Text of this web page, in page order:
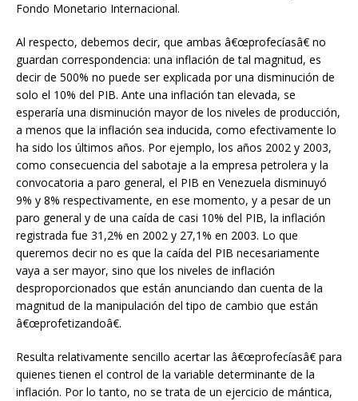
Fondo Monetario Internacional.
Al respecto, debemos decir, que ambas â€œprofecíasâ€ no
guardan correspondencia: una inflación de tal magnitud, es
decir de 500% no puede ser explicada por una disminución de
solo el 10% del PIB. Ante una inflación tan elevada, se
esperaría una disminución mayor de los niveles de producción,
a menos que la inflación sea inducida, como efectivamente lo
ha sido los últimos años. Por ejemplo, los años 2002 y 2003,
como consecuencia del sabotaje a la empresa petrolera y la
convocatoria a paro general, el PIB en Venezuela disminuyó
9% y 8% respectivamente, en ese momento, y a pesar de un
paro general y de una caída de casi 10% del PIB, la inflación
registrada fue 31,2% en 2002 y 27,1% en 2003. Lo que
queremos decir no es que la caída del PIB necesariamente
vaya a ser mayor, sino que los niveles de inflación
desproporcionados que están anunciando dan cuenta de la
magnitud de la manipulación del tipo de cambio que están
â€œprofetizandoâ€.
Resulta relativamente sencillo acertar las â€œprofecíasâ€ para
quienes tienen el control de la variable determinante de la
inflación. Por lo tanto, no se trata de un ejercicio de mántica,